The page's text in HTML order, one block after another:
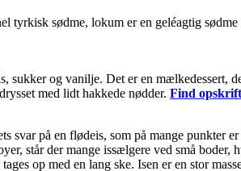
tyrkisk sødme, lokum er en geléagtig
sukker og vanilje. Det er en mælkedessert,
med lidt hakkede nødder. Find
svar på en flødeis, som på mange punkter
står der mange issælgere ved små
op med en lang ske. Isen er en stor